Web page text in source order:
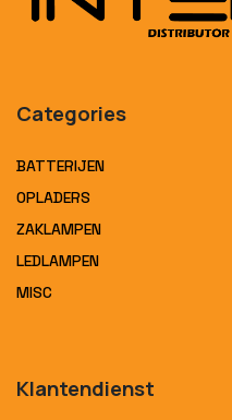
Categories
BATTERIJEN
OPLADERS
ZAKLAMPEN
LEDLAMPEN
MISC
Klantendienst